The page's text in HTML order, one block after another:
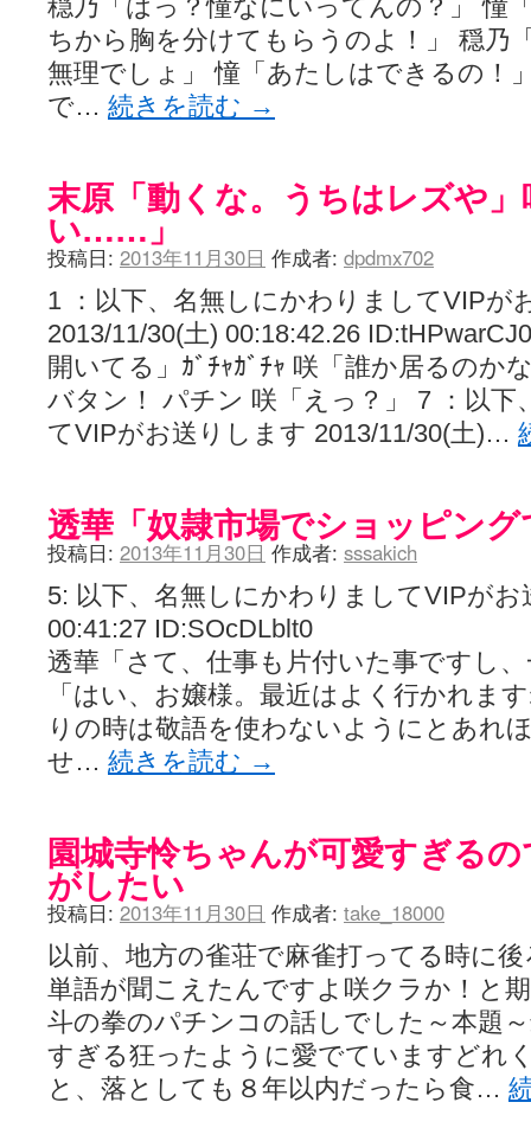
電波天文学 - 咲-Saki- / BOOTH (15:19)
Powered by livedoor 相互RSS
穏乃「はっ？憧なにいってんの？」 憧
ちから胸を分けてもらうのよ！」 穏乃
無理でしょ」 憧「あたしはできるの！
で… 続きを読む →
末原「動くな。うちはレズや
い……」
投稿日: 2013年11月30日 作成者: dpdmx702
1 ：以下、名無しにかわりましてVIPが
2013/11/30(土) 00:18:42.26
開いてる」ｶﾞﾁｬｶﾞﾁｬ 咲「誰か居るのか
バタン！ パチン 咲「えっ？」 7 ：以下
てVIPがお送りします 2013/11/30(土)…
透華「奴隷市場でショッピン
投稿日: 2013年11月30日 作成者: sssakich
5: 以下、名無しにかわりましてVIPがお
00:41:27 ID:SOcDLblt0
透華「さて、仕事も片付いた事ですし
「はい、お嬢様。最近はよく行かれま
りの時は敬語を使わないようにとあれ
せ… 続きを読む →
園城寺怜ちゃんが可愛すぎる
がしたい
投稿日: 2013年11月30日 作成者: take_18000
以前、地方の雀荘で麻雀打ってる時に
単語が聞こえたんですよ咲クラか！と
斗の拳のパチンコの話しでした～本題
すぎる狂ったように愛でていますどれ
と、落としても８年以内だったら食…